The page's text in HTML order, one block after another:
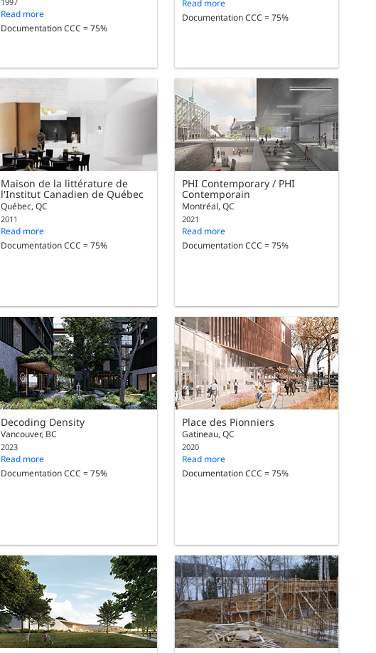
Read more
Documentation CCC = 75%
Read more
Documentation CCC = 75%
Maison de la littérature de
l'Institut Canadien de Québec
Québec, QC
2011
Read more
Documentation CCC = 75%
PHI Contemporary / PHI
Contemporain
Montréal, QC
2021
Read more
Documentation CCC = 75%
Decoding Density
Vancouver, BC
2023
Read more
Documentation CCC = 75%
Place des Pionniers
Gatineau, QC
2020
Read more
Documentation CCC = 75%